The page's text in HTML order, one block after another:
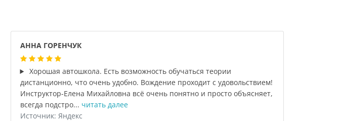
АННА ГОРЕНЧУК
Хорошая автошкола. Есть возможность обучаться теории
дистанционно, что очень удобно. Вождение проходит с удовольствием!
Инструктор-Елена Михайловна всё очень понятно и просто объясняет,
всегда подстро... читать далее
Источник: Яндекс